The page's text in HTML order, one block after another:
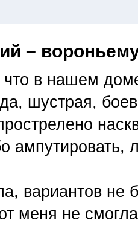
–
что в нашем
шустрая,
ампутировать,
вариантов
меня не